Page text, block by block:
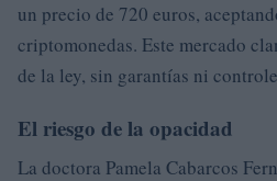
un precio de 720 euros,
criptomonedas. Este mercado
de la ley, sin garantías ni
El riesgo de la opacidad
La doctora Pamela Cabarcos